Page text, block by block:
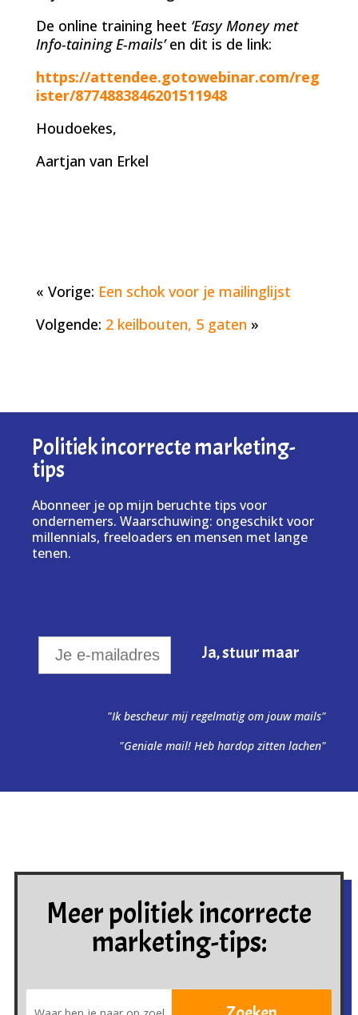
De online training heet ‘Easy Money met
Info-taining E-mails’en dit is de link:
https://attendee.gotowebinar.com/reg
ister/8774883846201511948
Houdoekes,
Aartjan van Erkel
« Vorige: Een schok voor je mailinglijst
Volgende: 2 keilbouten, 5 gaten »
Politiek incorrecte marketing-
tips
Abonneer je op mijn beruchte tips voor
ondernemers. Waarschuwing: ongeschikt voor
millennials, freeloaders en mensen met lange
tenen.
"Ik bescheur mij regelmatig om jouw mails"
"Geniale mail! Heb hardop zitten lachen"
Meer politiek incorrecte
marketing-tips: